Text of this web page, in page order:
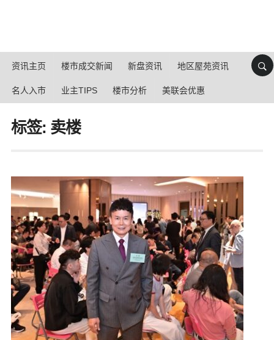
资讯主页 楼市成交新闻 新盘资讯 地区屋苑资讯
名人入市 业主TIPS 楼市分析 美联会优惠
标签: 卖楼